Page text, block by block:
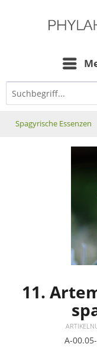
Spagyrische Essenzen
11.
A-